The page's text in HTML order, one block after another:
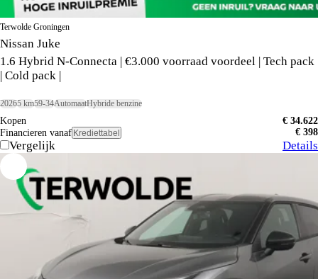
Terwolde Groningen
Nissan Juke
1.6 Hybrid N-Connecta | €3.000 voorraad voordeel | Tech pack
| Cold pack |
20265 km59-34AutomaatHybride benzine
Kopen
€ 34.622
Financieren vanaf Krediettabel € 398
Vergelijk Details